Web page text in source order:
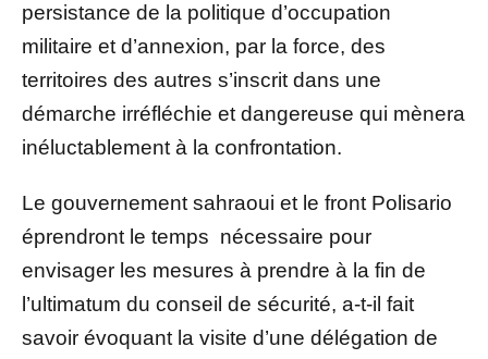
persistance de la politique d’occupation
militaire et d’annexion, par la force, des
territoires des autres s’inscrit dans une
démarche irréfléchie et dangereuse qui mènera
inéluctablement à la confrontation.
Le gouvernement sahraoui et le front Polisario
éprendront le temps nécessaire pour
envisager les mesures à prendre à la fin de
l’ultimatum du conseil de sécurité, a-t-il fait
savoir évoquant la visite d’une délégation de